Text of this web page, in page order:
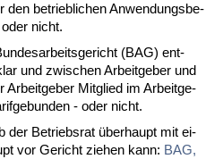
den be­trieb­li­chen An­wen­dungs­be­
nicht.
(BAG) ent­
und zwi­schen Ar­beit­ge­ber und
Ar­beit­ge­ber Mit­glied im Ar­beit­ge­
- oder nicht.
der Be­triebs­rat über­haupt mit ei­
vor Ge­richt zie­hen kann: BAG,